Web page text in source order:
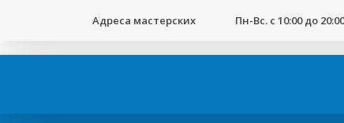
Адреса мастерских Пн-Вс. с 10:00 до 20:00